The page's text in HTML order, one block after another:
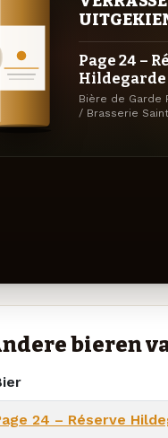
Page 24 –
Hildegarde
Bière de Garde
/ Brasserie
bieren
24 – Réserve